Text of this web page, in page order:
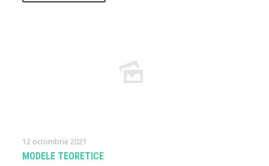
12 octombrie 2021
MODELE TEORETICE